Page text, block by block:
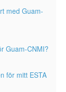
med Guam-
Guam-CNMI?
för mitt ESTA